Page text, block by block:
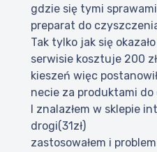
gdzie się tymi
preparat do
Tak tylko jak się
serwisie kosztuje 200
kieszeń więc
necie za produktami
I znalazłem w sklepie
drogi(31zł)
zastosowałem i problem